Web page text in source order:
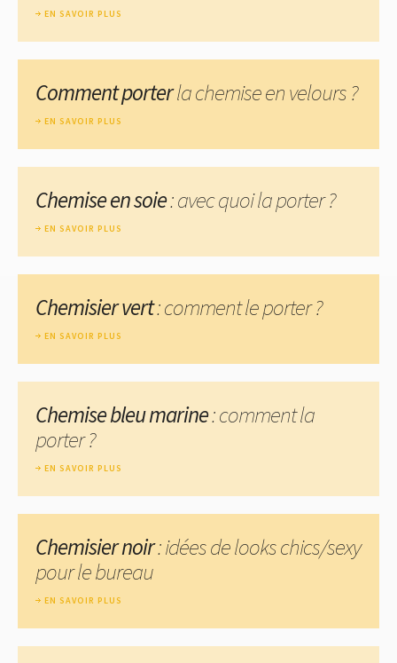
EN SAVOIR PLUS
Comment porterla chemise en velours ?
EN SAVOIR PLUS
Chemise en soie: avec quoi la porter ?
EN SAVOIR PLUS
Chemisier vert: comment le porter ?
EN SAVOIR PLUS
Chemise bleu marine: comment la
porter ?
EN SAVOIR PLUS
Chemisier noir: idées de looks chics/sexy
pour le bureau
EN SAVOIR PLUS